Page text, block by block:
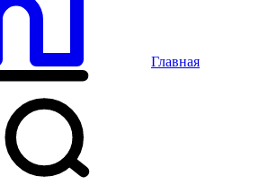
Главная